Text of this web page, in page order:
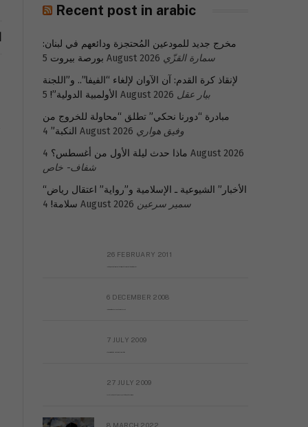
Recent post in arabic
مخرج جديد للمودعين المُحتجزة ودائعهم في لبنان:
بورصة بيروت 5 August 2026 سمارة القزّي
لإنقاذ كرة القدم: آن الآوان لإلغاء “الفيفا”.. و”اللجنة
الأولمبية الدولية”! 5 August 2026 بيار عقل
مبادرة “دورنا نحكي” تطلق “محاولة للخروج من
النكبة” 4 August 2026 وفيق هواري
ماذا حدث ليلة الأول من أغسطس؟ 4 August 2026
شفاف- خاص
“الأخبار” الشيوعية ـ الإسلامية و”رواية” اعتقال رياض
سلامة! 4 August 2026 سمير سرعين
26 FEBRUARY 2011
6 DECEMBER 2008
7 JULY 2009
27 JULY 2009
8 MARCH 2022